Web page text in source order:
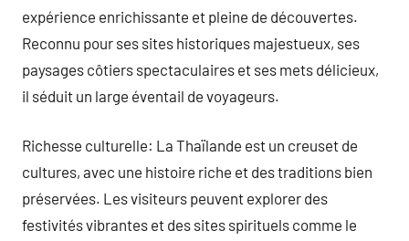
expérience enrichissante et pleine de découvertes.
Reconnu pour ses sites historiques majestueux, ses
paysages côtiers spectaculaires et ses mets délicieux,
il séduit un large éventail de voyageurs.
Richesse culturelle: La Thaïlande est un creuset de
cultures, avec une histoire riche et des traditions bien
préservées. Les visiteurs peuvent explorer des
festivités vibrantes et des sites spirituels comme le